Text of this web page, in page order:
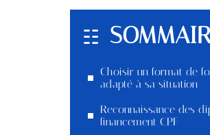
Choisir un format de
adapté à sa situation
Reconnaissance des
financement CPF